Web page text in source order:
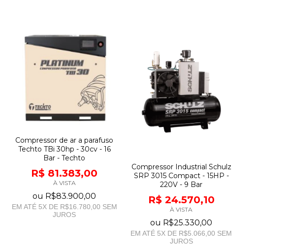
Compressor de ar a parafuso
Techto TBi 30hp - 30cv - 16
Bar - Techto
R$ 81.383,00
À VISTA
ou R$83.900,00
EM ATÉ 5X DE R$16.780,00 SEM
JUROS
Compressor Industrial Schulz
SRP 3015 Compact - 15HP -
220V - 9 Bar
R$ 24.570,10
À VISTA
ou R$25.330,00
EM ATÉ 5X DE R$5.066,00 SEM
JUROS